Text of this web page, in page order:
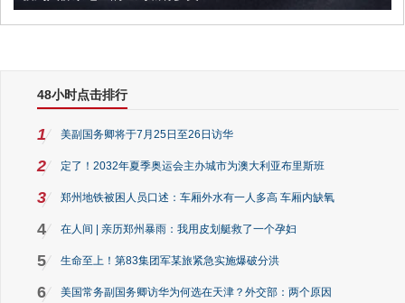
48小时点击排行
1 美副国务卿将于7月25日至26日访华
2 定了！2032年夏季奥运会主办城市为澳大利亚布里斯班
3 郑州地铁被困人员口述：车厢外水有一人多高 车厢内缺氧
4 在人间 | 亲历郑州暴雨：我用皮划艇救了一个孕妇
5 生命至上！第83集团军某旅紧急实施爆破分洪
6 美国常务副国务卿访华为何选在天津？外交部：两个原因